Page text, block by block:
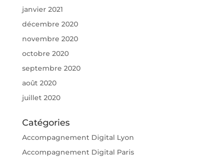
janvier 2021
décembre 2020
novembre 2020
octobre 2020
septembre 2020
août 2020
juillet 2020
Catégories
Accompagnement Digital Lyon
Accompagnement Digital Paris